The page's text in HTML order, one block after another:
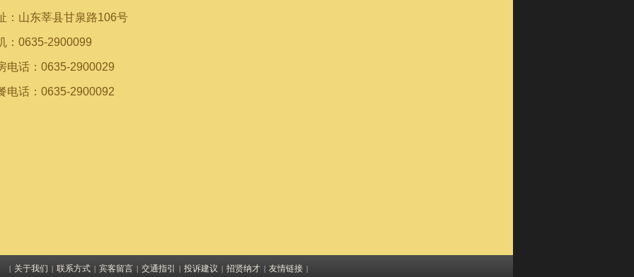
：山东莘县甘泉路106号
：0635-2900099
电话：0635-2900029
电话：0635-2900092
| 关于我们 | 联系方式 | 宾客留言 | 交通指引 | 投诉建议 | 招贤纳才 | 友情链接 |